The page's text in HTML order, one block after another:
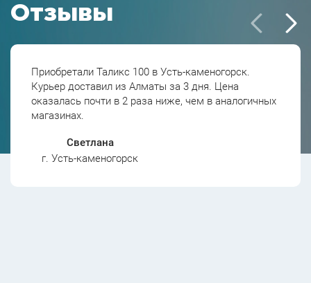
Отзывы
Приобретали Таликс 100 в Усть-каменогорск.
Курьер доставил из Алматы за 3 дня. Цена
оказалась почти в 2 раза ниже, чем в аналогичных
магазинах.
Светлана
г. Усть-каменогорск